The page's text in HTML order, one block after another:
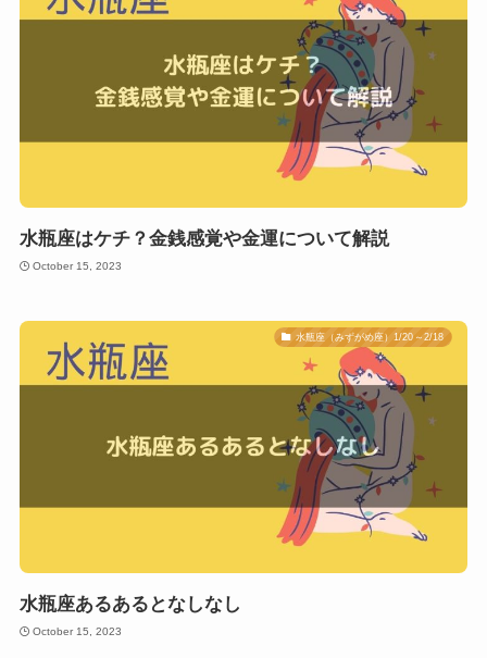
水瓶座はケチ？金銭感覚や金運について解説
October 15, 2023
水瓶座（みずがめ座）1/20～2/18
水瓶座あるあるとなしなし
October 15, 2023